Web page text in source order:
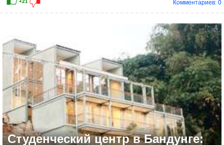
+8
Комментариев: 0
Студенческий центр в Бандунге: